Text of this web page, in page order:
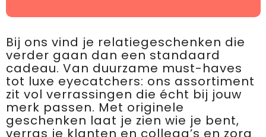
Bij ons vind je relatiegeschenken die
verder gaan dan een standaard
cadeau. Van duurzame must-haves
tot luxe eyecatchers: ons assortiment
zit vol verrassingen die écht bij jouw
merk passen. Met originele
geschenken laat je zien wie je bent,
verras je klanten en collega’s en zorg